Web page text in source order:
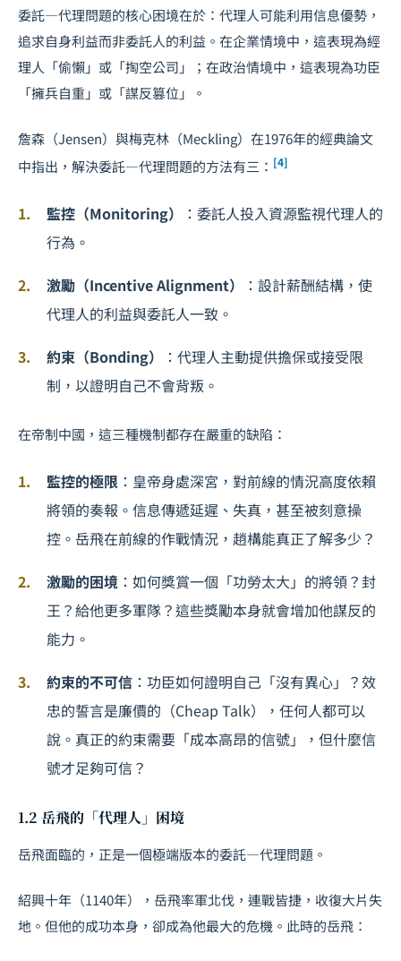
委託—代理問題的核心困境在於：代理人可能利用信息優勢，
追求自身利益而非委託人的利益。在企業情境中，這表現為經
理人「偷懶」或「掏空公司」；在政治情境中，這表現為功臣
「擁兵自重」或「謀反篡位」。
詹森（Jensen）與梅克林（Meckling）在1976年的經典論文
中指出，解決委託—代理問題的方法有三： [4]
監控（Monitoring）
：委託人投入資源監視代理人的
行為。
激勵（Incentive Alignment）
：設計薪酬結構，使
代理人的利益與委託人一致。
約束（Bonding）
：代理人主動提供擔保或接受限
制，以證明自己不會背叛。
在帝制中國，這三種機制都存在嚴重的缺陷：
監控的極限 ：皇帝身處深宮，對前線的情況高度依賴
將領的奏報。信息傳遞延遲、失真，甚至被刻意操
控。岳飛在前線的作戰情況，趙構能真正了解多少？
激勵的困境 ：如何獎賞一個「功勞太大」的將領？封
王？給他更多軍隊？這些獎勵本身就會增加他謀反的
能力。
約束的不可信 ：功臣如何證明自己「沒有異心」？效
忠的誓言是廉價的（Cheap Talk），任何人都可以
說。真正的約束需要「成本高昂的信號」，但什麼信
號才足夠可信？
1.2 岳飛的「代理人」困境
岳飛面臨的，正是一個極端版本的委託—代理問題。
紹興十年（1140年），岳飛率軍北伐，連戰皆捷，收復大片失
地。但他的成功本身，卻成為他最大的危機。此時的岳飛：